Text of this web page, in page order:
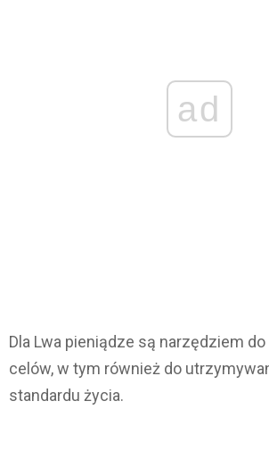
ad
Dla Lwa pieniądze są narzędziem
celów, w tym również do
standardu życia.